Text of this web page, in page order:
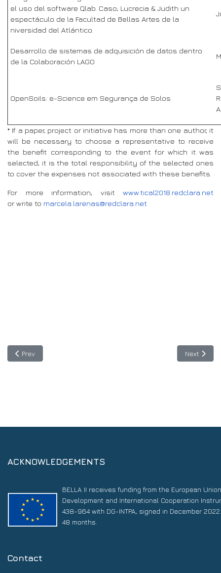
el uso del software Qlab. Caso; Lucrecia & Judith un
espectáculo de la Facultad de Bellas Artes de la
niversidad del Atlántico.
Desarrollo de sistemas de adquisición de datos dentro
de la Colaboración LAGO
OpenSoils: e-Science em Segurança de Solos
* If a paper, project or initiative has more than one author, it
will be necessary to choose a representative to receive
the benefit corresponding to the event for which it was
selected; it is the total responsibility of the selected ones
to cover the expenses not associated with these benefits.
For more information, visit www.tical2018.redclara.net
or write to marcela.larenas@redclara.net
Previous article: Program of TICAL2018 and the 2nd Latin
Prev Next
Next
ACKNOWLEDGEMENTS
BELLA II receives funding from the European
Development and International Cooperation
438-964 with DG-INTPA, signed in December
48 months.
Contact